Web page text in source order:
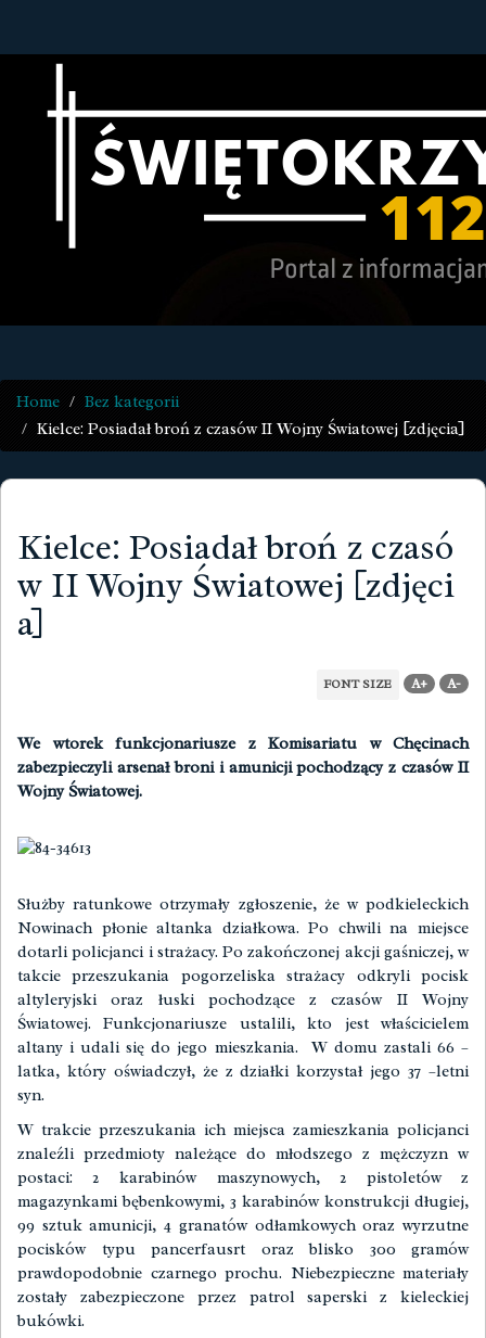
Home
Bez kategorii
Kielce: Posiadał broń z czasów II Wojny Światowej [zdjęcia]
Kielce: Posiadał broń z czasó
w II Wojny Światowej [zdjęci
a]
FONT SIZE A+ A-
We wtorek funkcjonariusze z Komisariatu w Chęcinach
zabezpieczyli arsenał broni i amunicji pochodzący z czasów II
Wojny Światowej.
Służby ratunkowe otrzymały zgłoszenie, że w podkieleckich
Nowinach płonie altanka działkowa. Po chwili na miejsce
dotarli policjanci i strażacy. Po zakończonej akcji gaśniczej, w
takcie przeszukania pogorzeliska strażacy odkryli pocisk
altyleryjski oraz łuski pochodzące z czasów II Wojny
Światowej. Funkcjonariusze ustalili, kto jest właścicielem
altany i udali się do jego mieszkania. W domu zastali 66 –
latka, który oświadczył, że z działki korzystał jego 37 –letni
syn.
W trakcie przeszukania ich miejsca zamieszkania policjanci
znaleźli przedmioty należące do młodszego z mężczyzn w
postaci: 2 karabinów maszynowych, 2 pistoletów z
magazynkami bębenkowymi, 3 karabinów konstrukcji długiej,
99 sztuk amunicji, 4 granatów odłamkowych oraz wyrzutne
pocisków typu pancerfausrt oraz blisko 300 gramów
prawdopodobnie czarnego prochu. Niebezpieczne materiały
zostały zabezpieczone przez patrol saperski z kieleckiej
bukówki.